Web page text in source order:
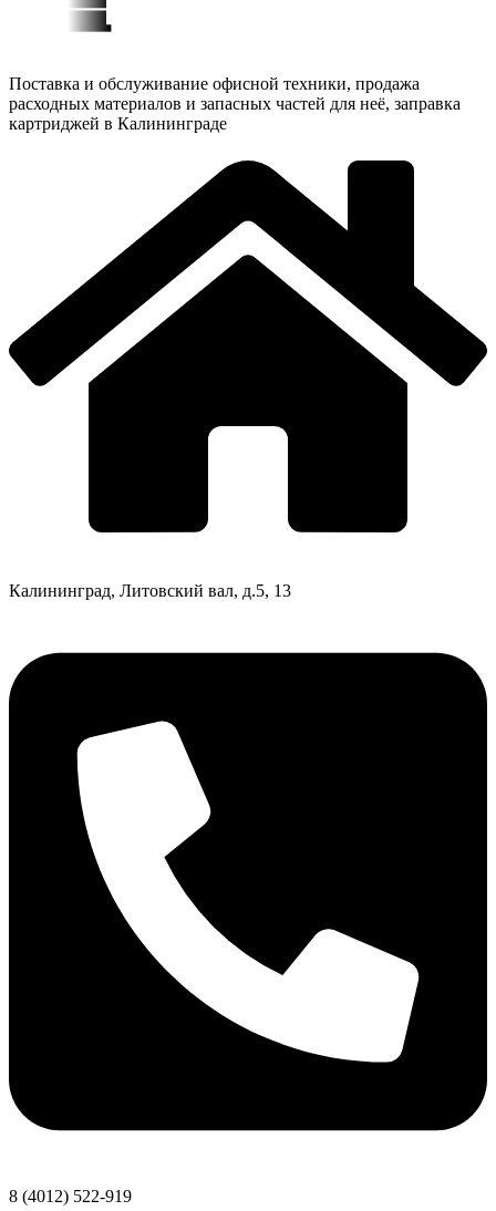
Поставка и обслуживание офисной техники, продажа
расходных материалов и запасных частей для неё, заправка
картриджей в Калининграде
Калининград, Литовский вал, д.5, 13
8 (4012) 522-919